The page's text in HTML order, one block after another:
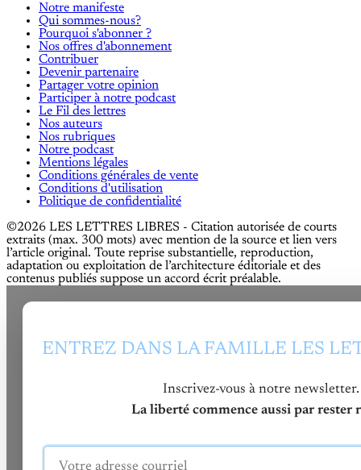
Notre manifeste
Qui sommes-nous?
Pourquoi s'abonner ?
Nos offres d'abonnement
Contribuer
Devenir partenaire
Partager votre opinion
Participer à notre podcast
Le Fil des lettres
Nos auteurs
Nos rubriques
Notre podcast
Mentions légales
Conditions générales de vente
Conditions d'utilisation
Politique de confidentialité
©2026 LES LETTRES LIBRES - Citation autorisée de courts
extraits (max. 300 mots) avec mention de la source et lien vers
l’article original. Toute reprise substantielle, reproduction,
adaptation ou exploitation de l’architecture éditoriale et des
contenus publiés suppose un accord écrit préalable.
ENTREZ DANS LA FAMILLE LES
Inscrivez-vous à notre newsletter.
La liberté commence aussi par rester